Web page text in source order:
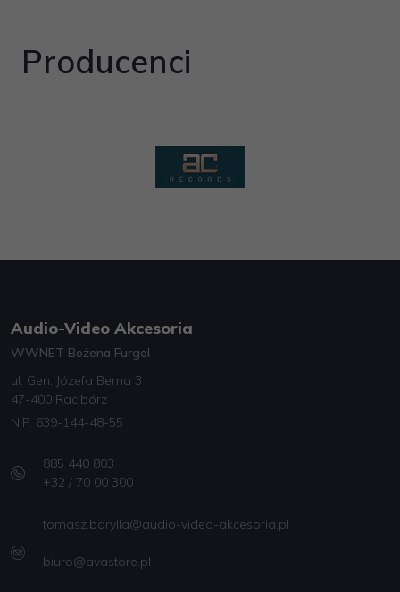
Producenci
Audio-Video Akcesoria
WWNET Bożena Furgol
ul. Gen. Józefa Bema 3
47-400 Racibórz
NIP. 639-144-48-55
885 440 803
+32 / 70 00 300
tomasz.barylla@audio-video-akcesoria.pl
biuro@avastore.pl